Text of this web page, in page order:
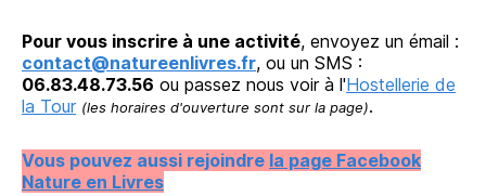
Pour vous inscrire à une activité, envoyez un émail :
contact@natureenlivres.fr, ou un SMS :
06.83.48.73.56 ou passez nous voir à l'Hostellerie de
la Tour (les horaires d'ouverture sont sur la page).
Vous pouvez aussi rejoindre la page Facebook
Nature en Livres